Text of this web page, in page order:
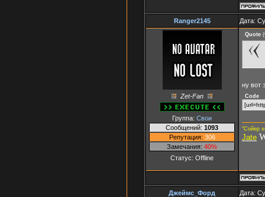
Ranger2145 Дата:
Zet-Fan
Группа: Свои
Сообщений: 1093
Репутация: 306
Замечания: 40%
Статус: Offline
Quote (
ну вот
Code
"Сойер
Jate
Джеймс_Форд Дата: